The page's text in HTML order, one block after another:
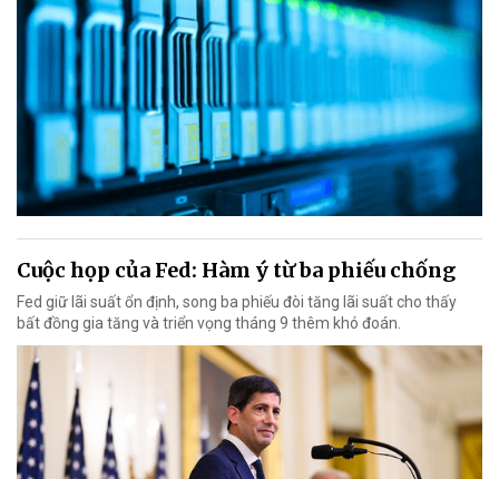
Cuộc họp của Fed: Hàm ý từ ba phiếu chống
Fed giữ lãi suất ổn định, song ba phiếu đòi tăng lãi suất cho thấy
bất đồng gia tăng và triển vọng tháng 9 thêm khó đoán.